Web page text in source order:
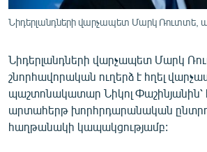
ԿՈՐՈՆԱՎԻՐՈՒՍ
ՏԵՍԱՆՅՈՒԹԵՐ
ԲԱՆԱՎԵՃ
ՁԳՏԵԼՈՎ ԼԱՎԱԳՈՒՅՆԻՆ
Նիդերլանդների վարչապետ Մարկ Ռուտտե,
Նիդերլանդների վարչապետ Մարկ
շնորհավորական ուղերձ է հղել
պաշտոնակատար Նիկոլ Փաշինյանին՝
արտահերթ խորհրդարանական
հաղթանակի կապակցությամբ: